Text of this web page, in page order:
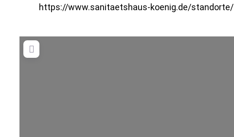
https://www.sanitaetshaus-koenig.de/standorte/